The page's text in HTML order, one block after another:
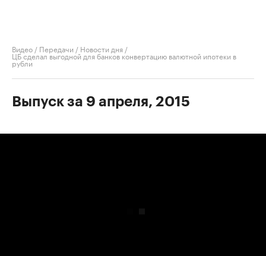
Видео / Передачи / Новости дня /
ЦБ сделал выгодной для банков конвертацию валютной ипотеки в
рубли
Выпуск за 9 апреля, 2015